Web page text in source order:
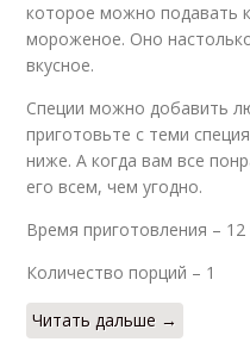
которое можно подавать
мороженое. Оно
вкусное.
Специи можно добавить
приготовьте с теми
ниже. А когда вам все
его всем, чем угодно.
Время приготовления – 12
Количество порций – 1
Читать дальше →